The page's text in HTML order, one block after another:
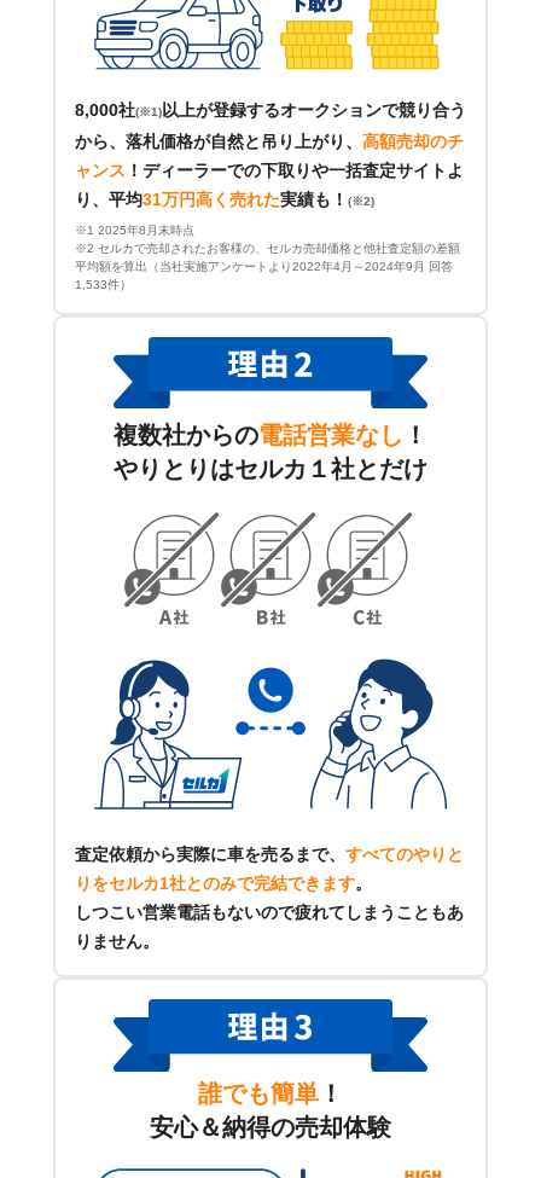
8,000社(※1) 以上が登録するオークションで競り合う
から、落札価格が自然と吊り上がり、 高額売却のチ
ャンス ！ ディーラーでの下取りや一括査定サイトよ
り、平均31万円高く売れた実績も！ (※2)
※1 2025年8月末時点
※2 セルカで売却されたお客様の、セルカ売却価格と他社査定額の差額
平均額を算出（当社実施アンケートより2022年4月～2024年9月 回答
1,533件）
複数社からの電話営業なし ！
やりとりはセルカ１社とだけ
査定依頼から実際に車を売るまで、 すべてのやりと
りをセルカ1社とのみで完結できます。
しつこい営業電話もないので疲れてしまうこともあ
りません。
誰でも簡単 ！
安心＆納得の売却体験